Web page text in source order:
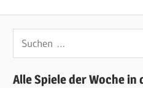
Suchen
nach:
Alle Spiele der Woche